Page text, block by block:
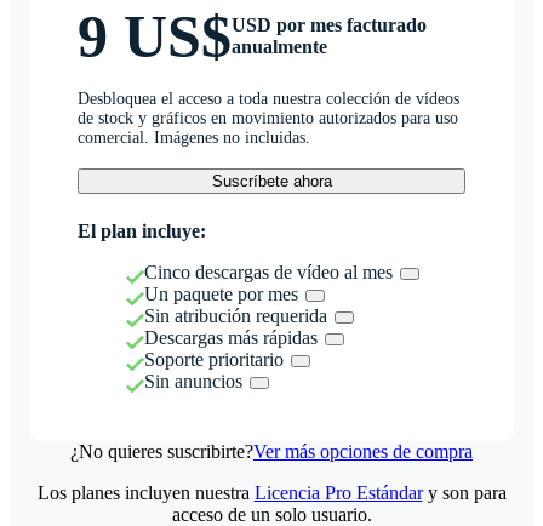
9 US$USD por mes facturado
anualmente
Desbloquea el acceso a toda nuestra colección de vídeos
de stock y gráficos en movimiento autorizados para uso
comercial. Imágenes no incluidas.
Suscríbete ahora
El plan incluye:
Cinco descargas de vídeo al mes
Un paquete por mes
Sin atribución requerida
Descargas más rápidas
Soporte prioritario
Sin anuncios
¿No quieres suscribirte?Ver más opciones de compra
Los planes incluyen nuestra Licencia Pro Estándary son para
acceso de un solo usuario.